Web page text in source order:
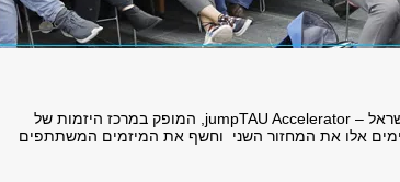
–
jumpTAU Accelerator , המופק במרכז היזמות של
אלו את המחזור השני וחשף את המיזמים המשתתפים